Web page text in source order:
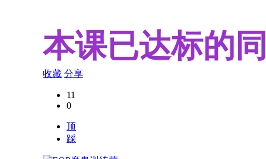
本课已达标的
收藏 分享
11
0
顶
踩